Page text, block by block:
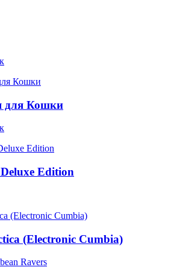
для Кошки
Edition
(Electronic Cumbia)
Ravers